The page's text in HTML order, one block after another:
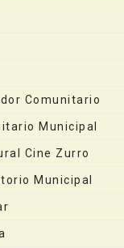
Comunitario
Municipal
Cine Zurro
Municipal